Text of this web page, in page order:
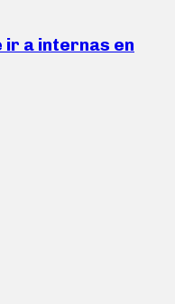
ir a internas en